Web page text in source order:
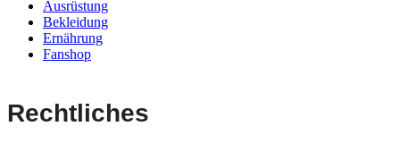
Ausrüstung
Bekleidung
Ernährung
Fanshop
Rechtliches